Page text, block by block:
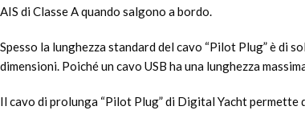
AIS di Classe A quando salgono a bordo.
Spesso la lunghezza standard del cavo “Pilot Plug” è di
dimensioni. Poiché un cavo USB ha una lunghezza
Il cavo di prolunga “Pilot Plug” di Digital Yacht permette